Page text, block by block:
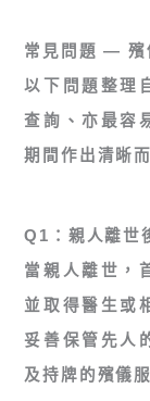
常見問題 — 殯
以下問題整理
查詢、亦最容
期間作出清晰
Q1：親人離世
當親人離世，
並取得醫生或
妥善保管先人
及持牌的殯儀